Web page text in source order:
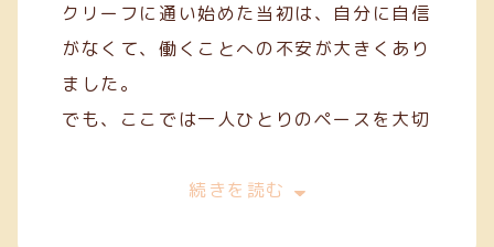
クリーフに通い始めた当初は、自分に自信
がなくて、働くことへの不安が大きくあり
ました。
でも、ここでは一人ひとりのペースを大切
めることができました。
続きを読む